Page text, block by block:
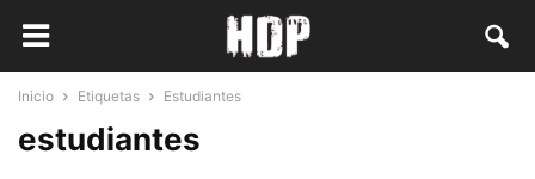
Inicio Etiquetas Estudiantes
estudiantes